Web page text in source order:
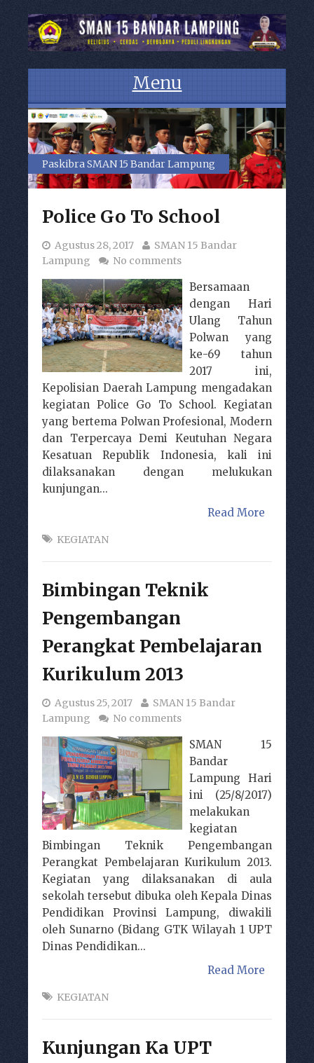
Menu
Skip to content
Paskibra SMAN 15 Bandar Lampung
Tenaga Pendidik dan Kependidikan
Police Go To School
Agustus 28, 2017
SMAN 15 Bandar
Lampung
No comments
Bersamaan
dengan Hari
Ulang Tahun
Polwan yang
ke-69 tahun
2017 ini,
Kepolisian Daerah Lampung mengadakan
kegiatan Police Go To School. Kegiatan
yang bertema Polwan Profesional, Modern
dan Terpercaya Demi Keutuhan Negara
Kesatuan Republik Indonesia, kali ini
dilaksanakan dengan melukukan
kunjungan...
Read More
KEGIATAN
Bimbingan Teknik
Pengembangan
Perangkat Pembelajaran
Kurikulum 2013
Agustus 25, 2017
SMAN 15 Bandar
Lampung
No comments
SMAN 15
Bandar
Lampung Hari
ini (25/8/2017)
melakukan
kegiatan
Bimbingan Teknik Pengembangan
Perangkat Pembelajaran Kurikulum 2013.
Kegiatan yang dilaksanakan di aula
sekolah tersebut dibuka oleh Kepala Dinas
Pendidikan Provinsi Lampung, diwakili
oleh Sunarno (Bidang GTK Wilayah 1 UPT
Dinas Pendidikan...
Read More
KEGIATAN
Kunjungan Ka UPT